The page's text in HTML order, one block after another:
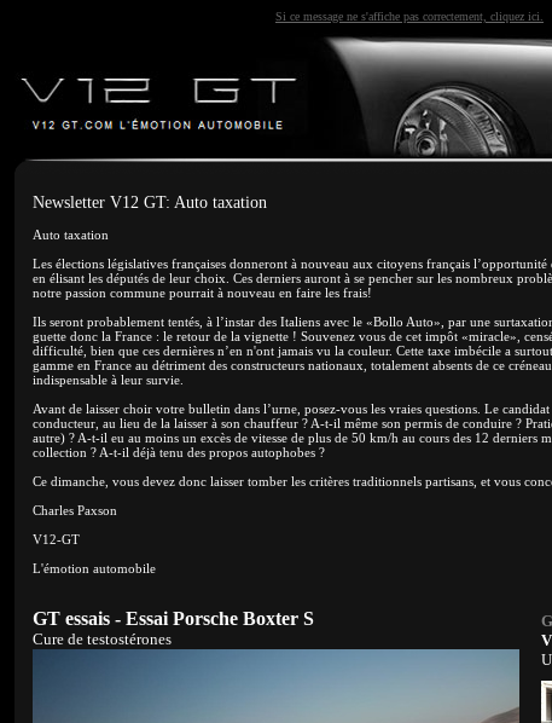
Si ce message ne s'affiche pas correctement, cliquez ici.
Newsletter V12 GT: Auto taxation
Auto taxation
Les élections législatives françaises donneront à nouveau aux citoyens français
en élisant les députés de leur choix. Ces derniers auront à se pencher sur les nombreux
notre passion commune pourrait à nouveau en faire les frais!
Ils seront probablement tentés, à l’instar des Italiens avec le «Bollo Auto», par une
guette donc la France : le retour de la vignette ! Souvenez vous de cet impôt «miracle»,
difficulté, bien que ces dernières n’en n'ont jamais vu la couleur. Cette taxe imbécile a
gamme en France au détriment des constructeurs nationaux, totalement absents de ce
indispensable à leur survie.
Avant de laisser choir votre bulletin dans l’urne, posez-vous les vraies questions. Le
conducteur, au lieu de la laisser à son chauffeur ? A-t-il même son permis de conduire ?
autre) ? A-t-il eu au moins un excès de vitesse de plus de 50 km/h au cours des 12 derniers
collection ? A-t-il déjà tenu des propos autophobes ?
Ce dimanche, vous devez donc laisser tomber les critères traditionnels partisans, et vous
Charles Paxson
V12-GT
L'émotion automobile
GT essais - Essai Porsche Boxter S
Cure de testostérones